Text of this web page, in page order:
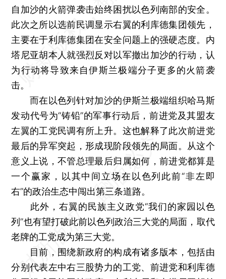
自加沙的火箭弹袭击始终困扰以色列南部的安全。
此次之所以选前民调显示右翼的利库德集团领先，
主要在于利库德集团在安全问题上的强硬态度。内
塔尼亚胡本人就强烈反对以军撤出加沙的行动，认
为行动将导致来自伊斯兰极端分子更多的火箭袭
击。
而在以色列针对加沙的伊斯兰极端组织哈马斯
发动代号为“铸铅”的军事行动后，前进党及其盟友
左翼的工党民调有所上升。这也解释了此次前进党
最后的异军突起，形成现阶段领先的局面。从这个
意义上说，不管总理最后归属如何，前进党都算是
一个赢家，以其中间立场在以色列此前“非左即
右”的政治生态中闯出第三条道路。
此外，右翼的民族主义政党“我们的家园以色
列”也有望打破此前以色列政治三大党的局面，取代
老牌的工党成为第三大党。
目前，围绕新政府的构成有诸多版本，包括由
分别代表左中右三股势力的工党、前进党和利库德